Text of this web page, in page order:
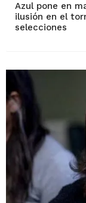
Azul pone en
ilusión en el
selecciones